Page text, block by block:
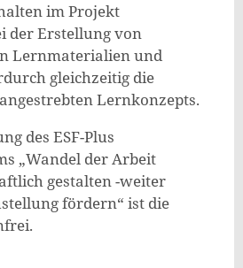
im Projekt
der Erstellung von
Lernmaterialien und
gleichzeitig die
Lernkonzepts.
des ESF-Plus
„Wandel der Arbeit
gestalten -weiter
fördern“ ist die